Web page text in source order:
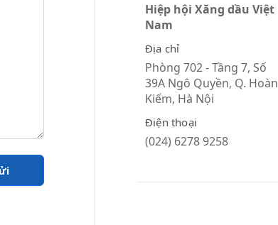
Hiệp hội Xăng dầu Việt
Nam
Địa chỉ
Phòng 702 - Tầng 7, Số
39A Ngô Quyền, Q. Hoàn
Kiếm, Hà Nội
Điện thoại
(024) 6278 9258